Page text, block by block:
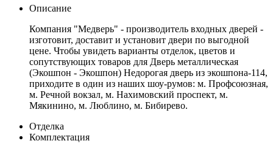
Описание
Компания "Медверь" - производитель входных дверей -
изготовит, доставит и установит двери по выгодной
цене. Чтобы увидеть варианты отделок, цветов и
сопутствующих товаров для Дверь металлическая
(Экошпон - Экошпон) Недорогая дверь из экошпона-114,
приходите в один из наших шоу-румов: м. Профсоюзная,
м. Речной вокзал, м. Нахимовский проспект, м.
Мякинино, м. Люблино, м. Бибирево.
Отделка
Комплектация